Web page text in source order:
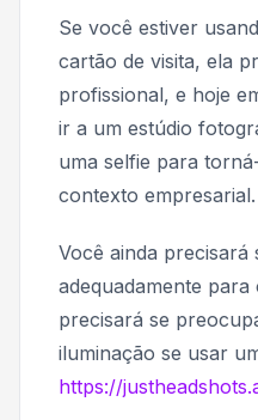
Se você estiver
cartão de visita, ela
profissional, e hoje
ir a um estúdio
uma selfie para
contexto empresarial.
Você ainda precisará
adequadamente
precisará se
iluminação se usar
https://